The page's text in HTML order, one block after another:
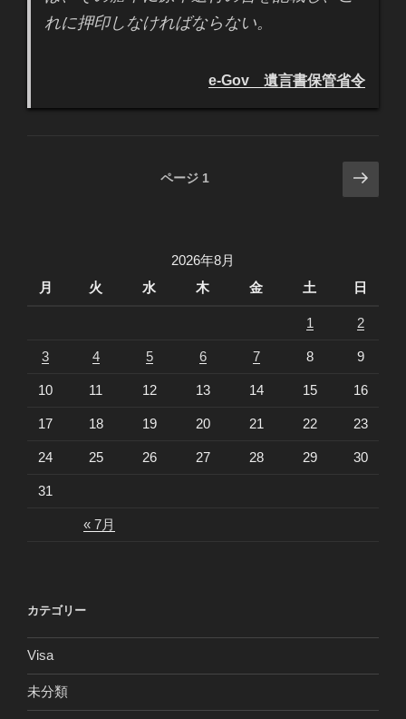
れに押印しなければならない。
e-Gov 遺言書保管省令
ョ
ページ 1
次
の
2026年8月
月
火 水 木 金 土 日
« 7月
1 2
3 4 5 6 7 8 9
10 11 12 13 14 15 16
17 18 19 20 21 22 23
24 25 26 27 28 29 30
31
カテゴリー
Visa
未分類